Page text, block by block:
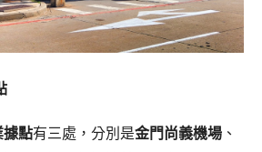
據點有三處，分別是金門尚義機場 、